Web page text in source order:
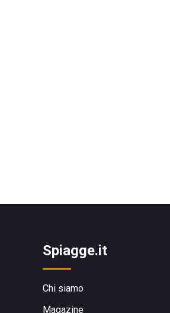
Spiagge.it
Chi siamo
Magazine